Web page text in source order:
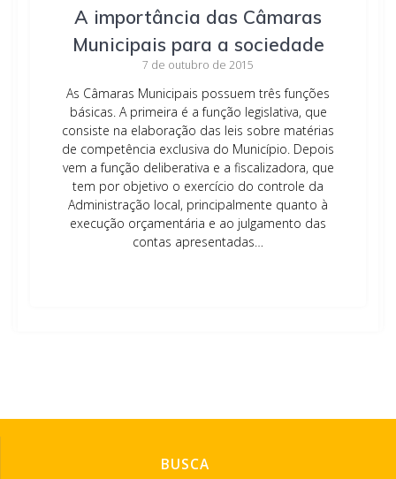
A importância das Câmaras
Municipais para a sociedade
7 de outubro de 2015
As Câmaras Municipais possuem três funções
básicas. A primeira é a função legislativa, que
consiste na elaboração das leis sobre matérias
de competência exclusiva do Município. Depois
vem a função deliberativa e a fiscalizadora, que
tem por objetivo o exercício do controle da
Administração local, principalmente quanto à
execução orçamentária e ao julgamento das
contas apresentadas…
BUSCA